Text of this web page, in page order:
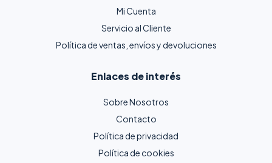
Mi Cuenta
Servicio al Cliente
Política de ventas, envíos y devoluciones
Enlaces de interés
Sobre Nosotros
Contacto
Política de privacidad
Política de cookies